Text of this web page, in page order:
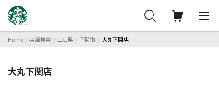
Home 店舗検索 山口県 下関市 大丸下関店
大丸下関店